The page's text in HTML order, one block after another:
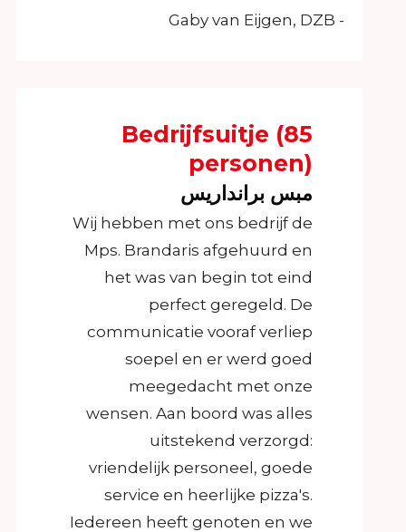
- Gaby van Eijgen, DZB
Bedrijfsuitje (85
personen)
مبس برانداريس
Wij hebben met ons bedrijf de
Mps. Brandaris afgehuurd en
het was van begin tot eind
perfect geregeld. De
communicatie vooraf verliep
soepel en er werd goed
meegedacht met onze
wensen. Aan boord was alles
uitstekend verzorgd:
vriendelijk personeel, goede
service en heerlijke pizza's.
Iedereen heeft genoten en we